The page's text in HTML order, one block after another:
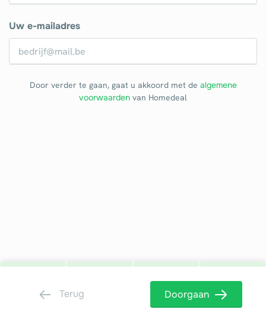
Uw e-mailadres
Door verder te gaan, gaat u akkoord met de algemene
voorwaarden van Homedeal
Terug Doorgaan